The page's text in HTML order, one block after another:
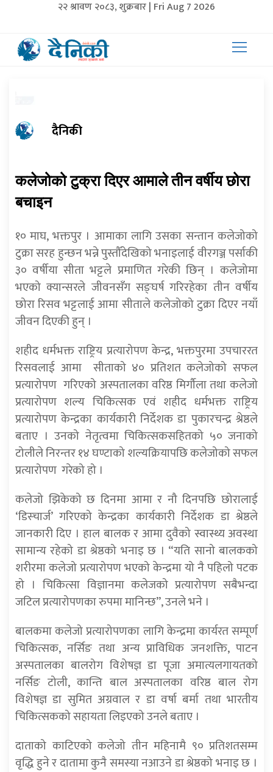
२२ श्रावण २०८३, शुक्रबार | Fri Aug 7 2026
दैनिकी
कलेजोको टुक्रा दिएर आमाले तीन वर्षीय छोरा
बचाइन
१० माघ, भक्तपुर । आमाका लागि उसका सन्तान कलेजोको
टुक्रा सरह हुन्छन भन्ने पुस्तौँदेखिको भनाइलाई वीरगञ्ज पर्साकी
३० वर्षीया सीता भट्टले प्रमाणित गरेकी छिन् । कलेजोमा
भएको क्यान्सरले जीवनसँग सङ्घर्ष गरिरहेका तीन वर्षीय
छोरा रिसव भट्टलाई आमा सीताले कलेजोको टुक्रा दिएर नयाँ
जीवन दिएकी हुन् ।
शहीद धर्मभक्त राष्ट्रिय प्रत्यारोपण केन्द्र, भक्तपुरमा उपचाररत
रिसवलाई आमा सीताको ४० प्रतिशत कलेजोको सफल
प्रत्यारोपण गरिएको अस्पतालका वरिष्ठ मिर्गौला तथा कलेजो
प्रत्यारोपण शल्य चिकित्सक एवं शहीद धर्मभक्त राष्ट्रिय
प्रत्यारोपण केन्द्रका कार्यकारी निर्देशक डा पुकारचन्द्र श्रेष्ठले
बताए । उनको नेतृत्वमा चिकित्सकसहितको ५० जनाको
टोलीले निरन्तर १४ घण्टाको शल्यक्रियापछि कलेजोको सफल
प्रत्यारोपण गरेको हो ।
कलेजो झिकेको छ दिनमा आमा र नौ दिनपछि छोरालाई
‘डिस्चार्ज’ गरिएको केन्द्रका कार्यकारी निर्देशक डा श्रेष्ठले
जानकारी दिए । हाल बालक र आमा दुवैको स्वास्थ्य अवस्था
सामान्य रहेको डा श्रेष्ठको भनाइ छ । “यति सानो बालकको
शरीरमा कलेजो प्रत्यारोपण भएको केन्द्रमा यो नै पहिलो पटक
हो । चिकित्सा विज्ञानमा कलेजको प्रत्यारोपण सबैभन्दा
जटिल प्रत्यारोपणका रुपमा मानिन्छ”, उनले भने ।
बालकमा कलेजो प्रत्यारोपणका लागि केन्द्रमा कार्यरत सम्पूर्ण
चिकित्सक, नर्सिङ तथा अन्य प्राविधिक जनशक्ति, पाटन
अस्पतालका बालरोग विशेषज्ञ डा पूजा अमात्यलगायतको
नर्सिङ टोली, कान्ति बाल अस्पतालका वरिष्ठ बाल रोग
विशेषज्ञ डा सुमित अग्रवाल र डा वर्षा बर्मा तथा भारतीय
चिकित्सकको सहायता लिइएको उनले बताए ।
दाताको काटिएको कलेजो तीन महिनामै ९० प्रतिशतसम्म
वृद्धि हुने र दातामा कुनै समस्या नआउने डा श्रेष्ठको भनाइ छ ।